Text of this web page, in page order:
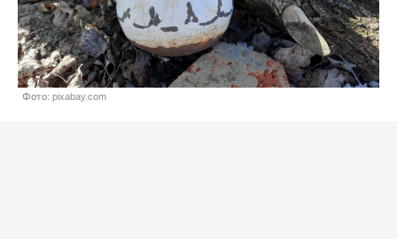
Фото: pixabay.com